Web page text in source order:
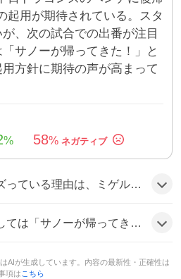
起用が期待されている。スタ
、次の試合での出番が注目
サノーが帰ってきた！」と
方針に期待の声が高まって
% 58%
いたことと、DHや代打としての起用がチームの打線強化に直結すると期待されたためで、ファンの期待感が高まっている可能性がある。
」といった不安の声もある。「サノー、代打待機で期待」や「サノー復帰おめでとう」といったポジティブなコメントが目立ち、全体的に期待と歓喜の雰囲気が広がっている。
AIが生成しています。内容の最新性・正確性は
項は こちら